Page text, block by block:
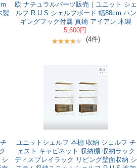
製
欧 ナチュラルパーツ販売｜ユニット シェ
ルフ R.U.S シェルフボード 幅88cm ハン
ギングフック付属 真鍮 アイアン 木製
5,600円
(4件)
ユニットシェルフ 本棚 収納 シェルフ チ
ェスト キャビネット 収納棚 収納ラック
ディスプレイラック リビング壁面収納 シ